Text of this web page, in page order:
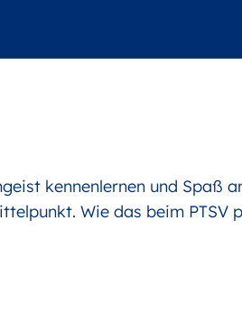
kennenlernen und Spaß
Wie das beim PTSV